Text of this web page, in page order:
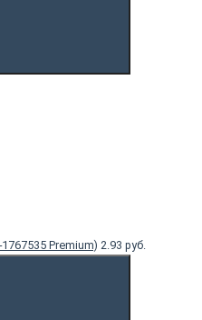
Premium) 2.93 руб.